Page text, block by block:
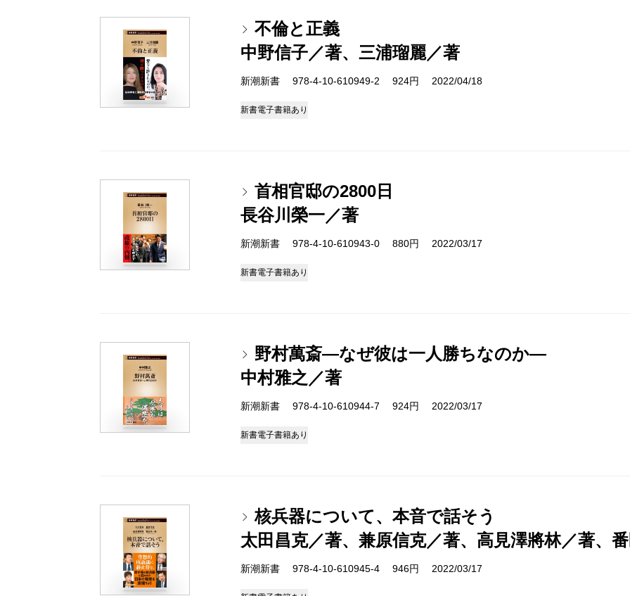
不倫と正義
中野信子／著、三浦瑠麗／著
新潮新書 978-4-10-610949-2 924円 2022/04/18
新書電子書籍あり
首相官邸の2800日
長谷川榮一／著
新潮新書 978-4-10-610943-0 880円 2022/03/17
新書電子書籍あり
野村萬斎―なぜ彼は一人勝ちなのか―
中村雅之／著
新潮新書 978-4-10-610944-7 924円 2022/03/17
新書電子書籍あり
核兵器について、本音で話そう
太田昌克／著、兼原信克／著、高見澤將林／著、
新潮新書 978-4-10-610945-4 946円 2022/03/17